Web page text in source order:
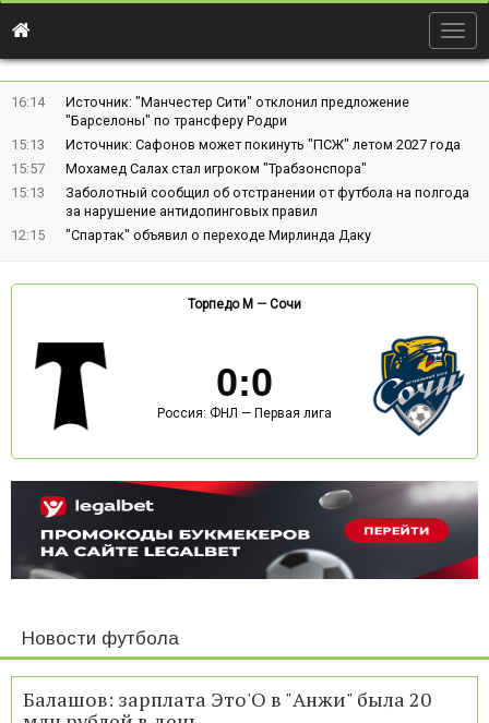
16:14
Источник: "Манчестер Сити" отклонил предложение
"Барселоны" по трансферу Родри
15:13
Источник: Сафонов может покинуть "ПСЖ" летом 2027 года
15:57
Мохамед Салах стал игроком "Трабзонспора"
15:13
Заболотный сообщил об отстранении от футбола на полгода
за нарушение антидопинговых правил
12:15
"Спартак" объявил о переходе Мирлинда Даку
Торпедо М — Сочи
0:0
Россия: ФНЛ — Первая лига
Новости футбола
Балашов: зарплата Это'О в "Анжи" была 20